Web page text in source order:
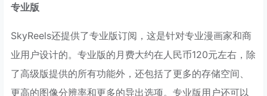
专业版
SkyReels还提供了专业版订阅，这是针对专业漫画家和商
业用户设计的。专业版的月费大约在人民币120元左右，除
了高级版提供的所有功能外，还包括了更多的存储空间、
更高的图像分辨率和更多的导出选项。专业版用户还可以